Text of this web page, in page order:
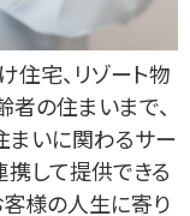
住宅、リゾート物
者の住まいまで、
まいに関わるサー
して提供できる
様の人生に寄り